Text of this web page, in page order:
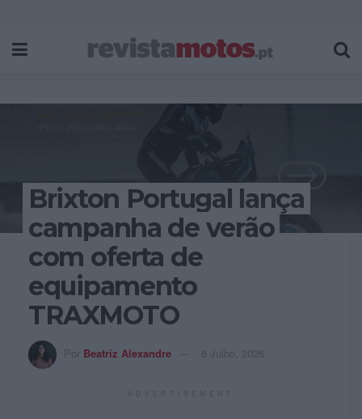
Brixton Portugal lança
campanha de verão
com oferta de
equipamento
TRAXMOTO
Por Beatriz Alexandre 6 Julho, 2026